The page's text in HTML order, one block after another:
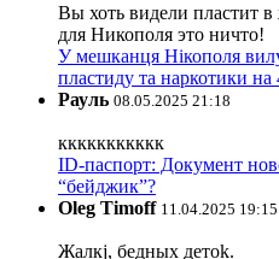
Вы хоть видели пластит
для Никополя это ничто!
У мешканця Нікополя
пластиду та наркотики на
Рауль 08.05.2025 21:18
ккккккккккк
ID-паспорт: Документ
“бейджик”?
Oleg Timoff 11.04.2025 19:15
Жалкj, бедных детok.